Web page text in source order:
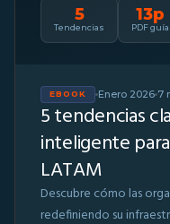
5
Tendencias
13p
PDF guía
EBOOK Enero 2026 7
5 tendencias
inteligente
LATAM
Descubre cómo las
redefiniendo su